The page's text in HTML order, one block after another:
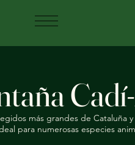
más grandes de Cataluña
para numerosas especies